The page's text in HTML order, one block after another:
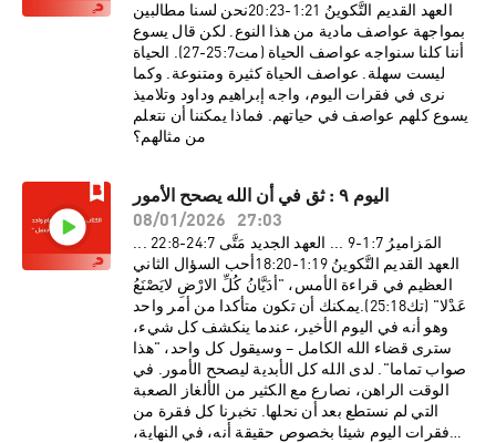
العهد القديم التَّكوينُ 21:‏1-‏23:‏20نحن لسنا مطالبين
بمواجهة عواصف مادية من هذا النوع. لكن قال يسوع
أننا كلنا سنواجه عواصف الحياة (مت25:7-27). الحياة
ليست سهلة. عواصف الحياة كثيرة ومتنوعة. وكما
نرى في فقرات اليوم، واجه إبراهيم وداود وتلاميذ
يسوع كلهم عواصف في حياتهم. فماذا يمكننا أن نتعلم
من مثالهم؟
اليوم ٩ : ثق في أن الله يصحح الأمور
08/01/2026
27:03
المَزاميرُ 7:‏1-‏9 ... العهد الجديد مَتَّى 7:‏24-‏8:‏22 ...
العهد القديم التَّكوينُ 19:‏1-‏20:‏18أحب السؤال الثاني
العظيم في قراءة الأمس، "أدَيَّانُ كُلِّ الارْضِ لايَصْنَعُ
عَدْلا" (تك25:18).يمكنك أن تكون متأكدا من أمر واحد
وهو أنه في اليوم الأخير، عندما ينكشف كل شيء،
سترى قضاء الله الكامل – وسيقول كل واحد، "هذا
صواب تماما". لدى الله كل الأبدية ليصحح الأمور. في
الوقت الراهن، نصارع مع الكثير من الألغاز الصعبة
التي لم نستطع بعد أن نحلها. تخبرنا كل فقرة من
فقرات اليوم شيئا بخصوص حقيقة أنه، في النهاية،